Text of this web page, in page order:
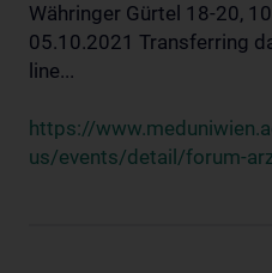
Währinger Gürtel 18-20,
05.10.2021 Transferring
line...
https://
us/events/detail/forum-